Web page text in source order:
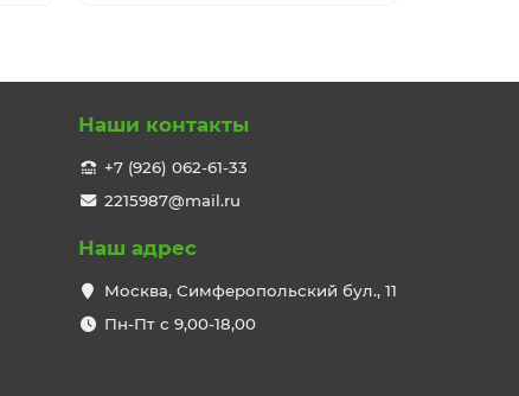
Наши контакты
+7 (926) 062-61-33
2215987@mail.ru
Наш адрес
Москва, Симферопольский бул., 11
Пн-Пт с 9,00-18,00